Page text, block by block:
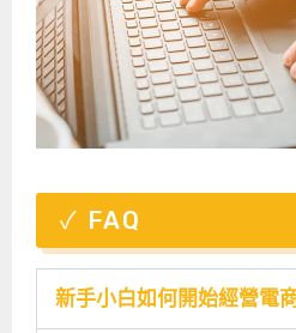
FAQ
新手小白如何開始經營電